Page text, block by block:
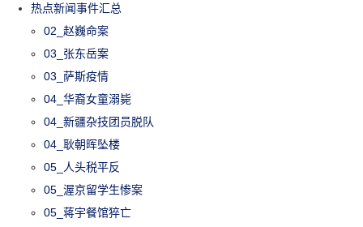
热点新闻事件汇总
02_赵巍命案
03_张东岳案
03_萨斯疫情
04_华裔女童溺毙
04_新疆杂技团员脱队
04_耿朝晖坠楼
05_人头税平反
05_渥京留学生惨案
05_蒋宇餐馆猝亡